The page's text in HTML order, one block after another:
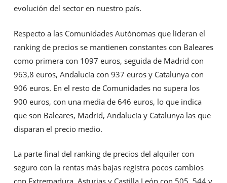
evolución del sector en nuestro país.
Respecto a las Comunidades Autónomas que lideran el
ranking de precios se mantienen constantes con Baleares
como primera con 1097 euros, seguida de Madrid con
963,8 euros, Andalucía con 937 euros y Catalunya con
906 euros. En el resto de Comunidades no supera los
900 euros, con una media de 646 euros, lo que indica
que son Baleares, Madrid, Andalucía y Catalunya las que
disparan el precio medio.
La parte final del ranking de precios del alquiler con
seguro con la rentas más bajas registra pocos cambios
con Extremadura, Asturias y Castilla León con 505, 544 y